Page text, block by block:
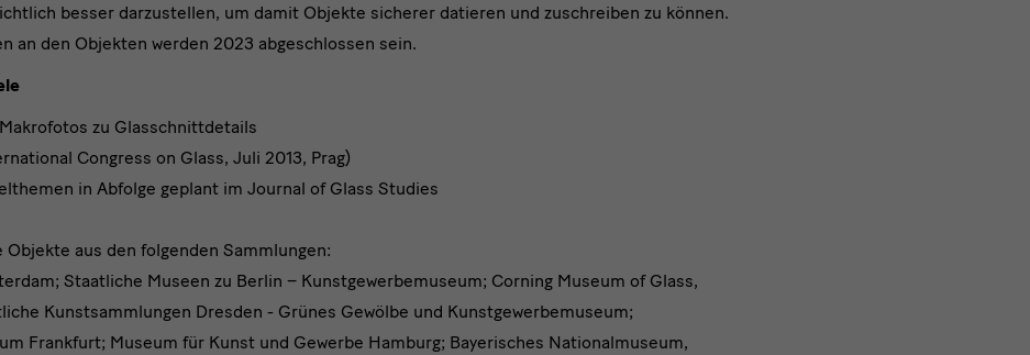
besser darzustellen, um damit Objekte sicherer datieren und zuschreiben zu können.
an den Objekten werden 2023 abgeschlossen sein.
zu Glasschnittdetails
Congress on Glass, Juli 2013, Prag)
in Abfolge geplant im Journal of Glass Studies
aus den folgenden Sammlungen:
Staatliche Museen zu Berlin – Kunstgewerbemuseum; Corning Museum of Glass,
Kunstsammlungen Dresden - Grünes Gewölbe und Kunstgewerbemuseum;
Frankfurt; Museum für Kunst und Gewerbe Hamburg; Bayerisches Nationalmuseum,